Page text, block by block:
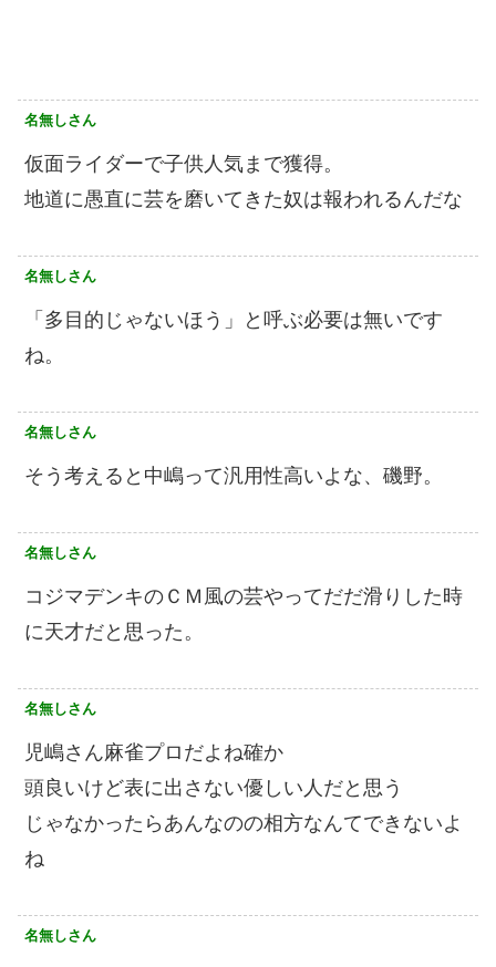
名無しさん
仮面ライダーで子供人気まで獲得。
地道に愚直に芸を磨いてきた奴は報われるんだな
名無しさん
「多目的じゃないほう」と呼ぶ必要は無いです
ね。
名無しさん
そう考えると中嶋って汎用性高いよな、磯野。
名無しさん
コジマデンキのＣＭ風の芸やってだだ滑りした時
に天才だと思った。
名無しさん
児嶋さん麻雀プロだよね確か
頭良いけど表に出さない優しい人だと思う
じゃなかったらあんなのの相方なんてできないよ
ね
名無しさん